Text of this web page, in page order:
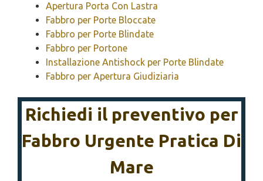
Apertura Porta Con Lastra
Fabbro per Porte Bloccate
Fabbro per Porte Blindate
Fabbro per Portone
Installazione Antishock per Porte Blindate
Fabbro per Apertura Giudiziaria
Richiedi il preventivo per
Fabbro Urgente Pratica Di
Mare